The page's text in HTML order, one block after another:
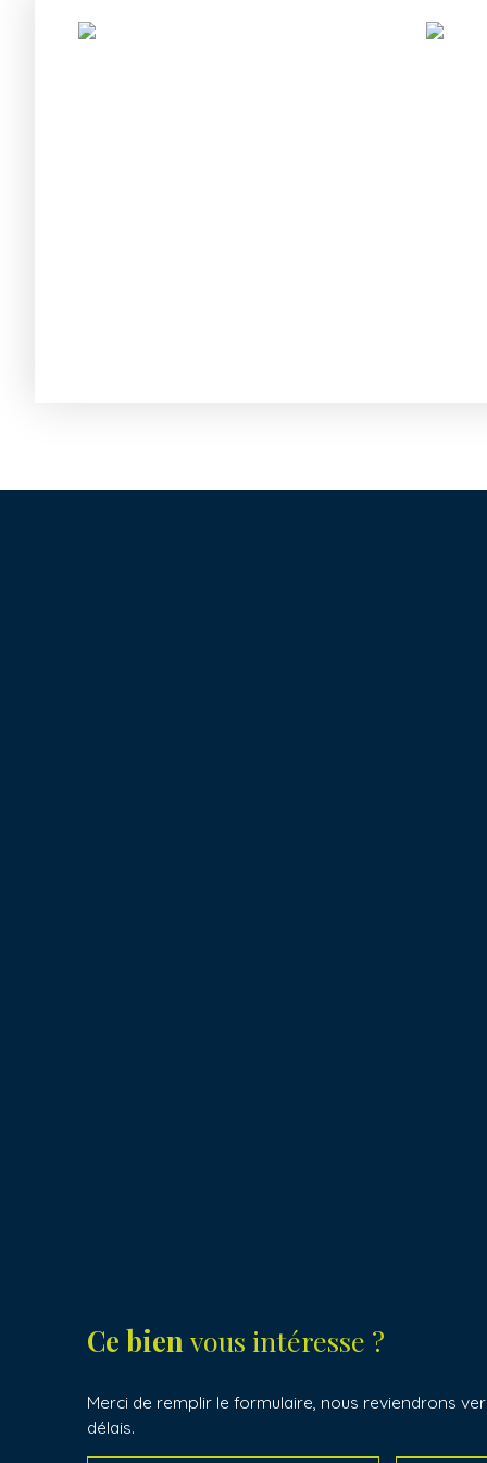
Ce bien vous intéresse ?
Merci de remplir le formulaire, nous reviendrons
délais.